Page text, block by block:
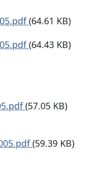
(64.61 KB)
(64.43 KB)
(57.05 KB)
(59.39 KB)